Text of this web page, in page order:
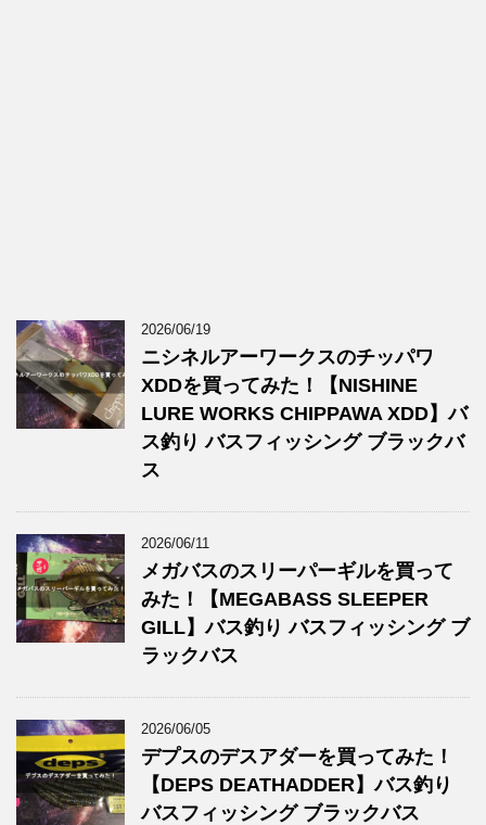
2026/06/19
ニシネルアーワークスのチッパワ
XDDを買ってみた！【NISHINE
LURE WORKS CHIPPAWA XDD】バ
ス釣り バスフィッシング ブラックバ
ス
2026/06/11
メガバスのスリーパーギルを買って
みた！【MEGABASS SLEEPER
GILL】バス釣り バスフィッシング ブ
ラックバス
2026/06/05
デプスのデスアダーを買ってみた！
【DEPS DEATHADDER】バス釣り
バスフィッシング ブラックバス